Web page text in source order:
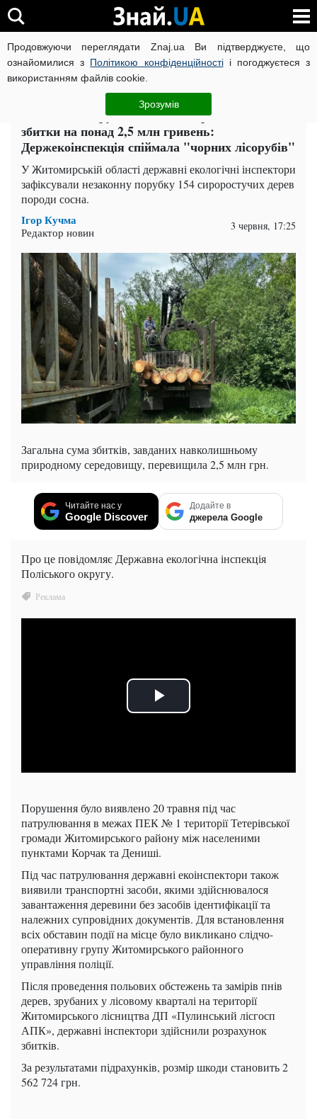
Продовжуючи переглядати Znaj.ua Ви підтверджуєте, що
ознайомилися з Політикою конфіденційностіі погоджуєтеся з
використанням файлів cookie.
Зрозумів
ВІЙНА РОСІЇ ПРОТИ УКРАЇНИ КОРОНАВІРУС В УКРАЇНІ
Політика ЧИТАТЬ НА РУССКОМ
Незаконна порубка на Житомирщині нанесла
збитки на понад 2,5 млн гривень:
Держекоінспекція спіймала "чорних лісорубів"
У Житомирській області державні екологічні інспектори
зафіксували незаконну порубку 154 сироростучих дерев
породи сосна.
Ігор Кучма
Редактор новин 3 червня, 17:25
Загальна сума збитків, завданих навколишньому
природному середовищу, перевищила 2,5 млн грн.
Читайте нас у
Google Discover
Додайте в
джерела Google
Про це повідомляє Державна екологічна інспекція
Поліського округу.
Порушення було виявлено 20 травня під час
патрулювання в межах ПЕК № 1 території Тетерівської
громади Житомирського району між населеними
пунктами Корчак та Дениші.
Під час патрулювання державні екоінспектори також
виявили транспортні засоби, якими здійснювалося
завантаження деревини без засобів ідентифікації та
належних супровідних документів. Для встановлення
всіх обставин події на місце було викликано слідчо-
оперативну групу Житомирського районного
управління поліції.
Після проведення польових обстежень та замірів пнів
дерев, зрубаних у лісовому кварталі на території
Житомирського лісництва ДП «Пулинський лісгосп
АПК», державні інспектори здійснили розрахунок
збитків.
За результатами підрахунків, розмір шкоди становить 2
562 724 грн.